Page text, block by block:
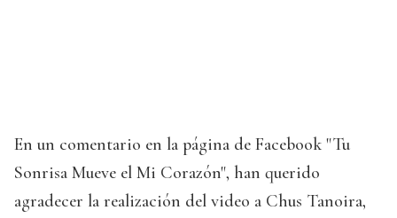
En un comentario en la página de Facebook "Tu
Sonrisa Mueve el Mi Corazón", han querido
agradecer la realización del video a Chus Tanoira,